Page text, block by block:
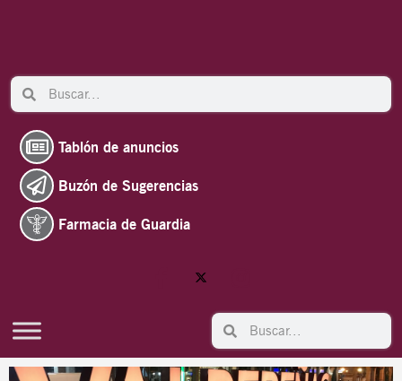
Search Search
Tablón de anuncios
Buzón de Sugerencias
Farmacia de Guardia
Search Search